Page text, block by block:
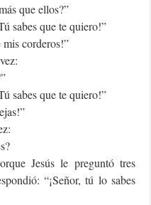
que ellos?”
sabes que te quiero!”
mis corderos!”
sabes que te quiero!”
Jesús le preguntó tres
“¡Señor, tú lo sabes